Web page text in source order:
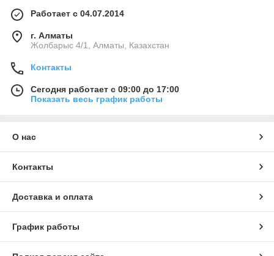
Работает с 04.07.2014
г. Алматы
Жолбарыс 4/1, Алматы, Казахстан
Контакты
Сегодня работает с 09:00 до 17:00
Показать весь график работы
О нас
Контакты
Доставка и оплата
График работы